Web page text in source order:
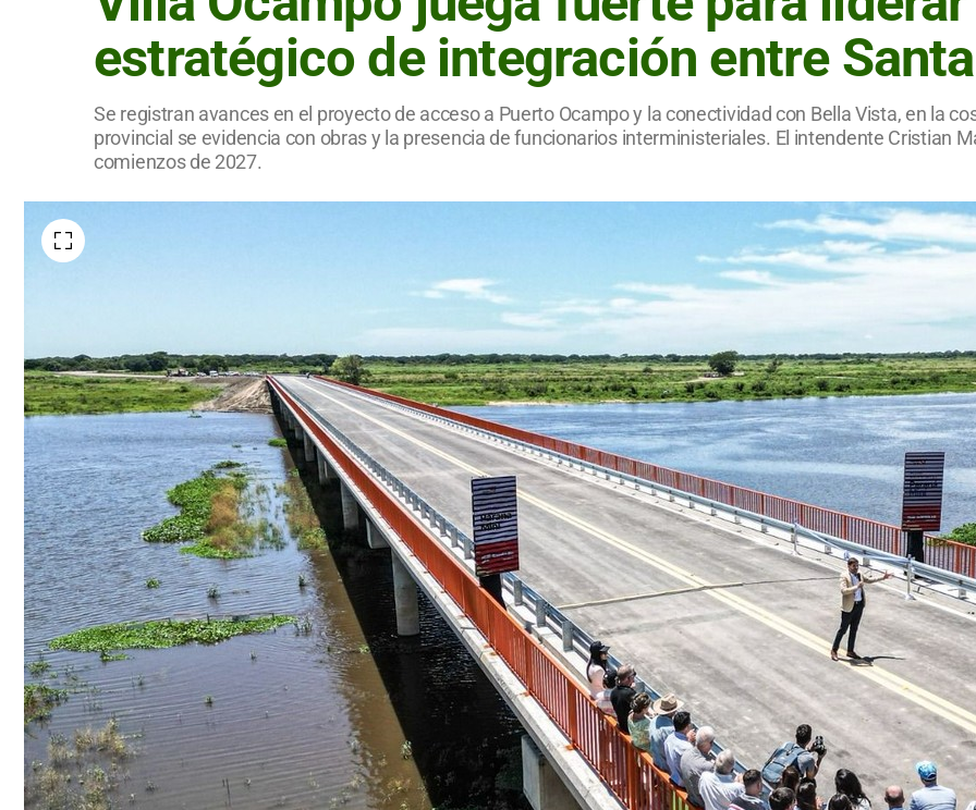
estratégico de integración entre
Se registran avances en el proyecto de acceso a Puerto Ocampo y la conectividad con Bella Vista, en la
provincial se evidencia con obras y la presencia de funcionarios interministeriales. El intendente Cristian
comienzos de 2027.